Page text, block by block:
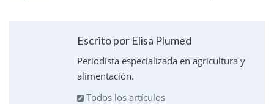
Escrito por Elisa Plumed
Periodista especializada en agricultura y
alimentación.
Todos los artículos